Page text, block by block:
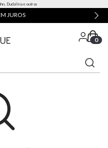
Dudalina e outras
JUROS
0